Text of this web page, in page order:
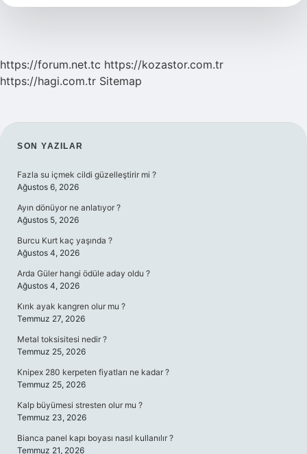
Ait
https://forum.net.tc https://kozastor.com.tr
https://hagi.com.tr Sitemap
SIDEBAR
SON YAZILAR
Fazla su içmek cildi güzelleştirir mi ?
Ağustos 6, 2026
Ayın dönüyor ne anlatıyor ?
Ağustos 5, 2026
Burcu Kurt kaç yaşında ?
Ağustos 4, 2026
Arda Güler hangi ödüle aday oldu ?
Ağustos 4, 2026
Kırık ayak kangren olur mu ?
Temmuz 27, 2026
Metal toksisitesi nedir ?
Temmuz 25, 2026
Knipex 280 kerpeten fiyatları ne kadar ?
Temmuz 25, 2026
Kalp büyümesi stresten olur mu ?
Temmuz 23, 2026
Bianca panel kapı boyası nasıl kullanılır ?
Temmuz 21, 2026